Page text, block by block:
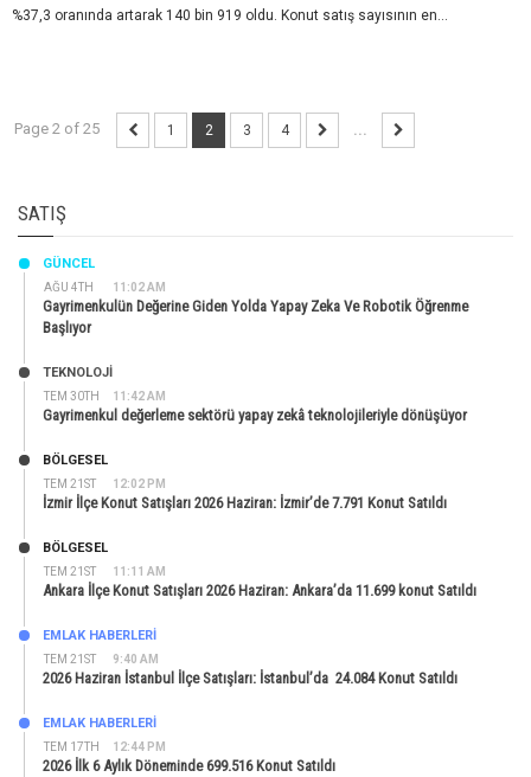
%37,3 oranında artarak 140 bin 919 oldu. Konut satış sayısının en...
Page 2 of 25 1 2 3 4 ...
SATIŞ
AĞU 4TH 11:02 AM
GÜNCEL
Gayrimenkulün Değerine Giden Yolda Yapay Zeka Ve Robotik Öğrenme
Başlıyor
TEM 30TH 11:42 AM
TEKNOLOJİ
Gayrimenkul değerleme sektörü yapay zekâ teknolojileriyle dönüşüyor
TEM 21ST 12:02 PM
BÖLGESEL
İzmir İlçe Konut Satışları 2026 Haziran: İzmir’de 7.791 Konut Satıldı
TEM 21ST 11:11 AM
BÖLGESEL
Ankara İlçe Konut Satışları 2026 Haziran: Ankara’da 11.699 konut Satıldı
TEM 21ST 9:40 AM
EMLAK HABERLERI
2026 Haziran İstanbul İlçe Satışları: İstanbul’da 24.084 Konut Satıldı
TEM 17TH 12:44 PM
EMLAK HABERLERI
2026 İlk 6 Aylık Döneminde 699.516 Konut Satıldı